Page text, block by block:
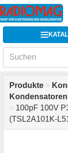
Produkte >
> 100pF 100V
(TSL2A101K-